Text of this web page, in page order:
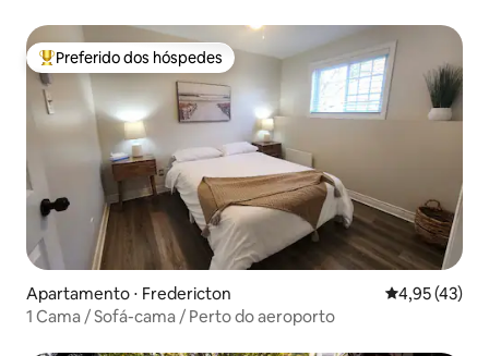
Entre os melhores preferidos dos hóspedes
Preferido dos hóspedes
Apartamento ⋅ Fredericton 4,95 de uma
4,95 (43)
1 Cama / Sofá-cama / Perto do aeroporto